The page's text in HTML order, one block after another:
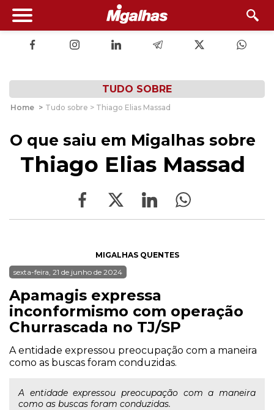
TUDO SOBRE
Home > Tudo sobre > Thiago Elias Massad
O que saiu em Migalhas sobre
Thiago Elias Massad
MIGALHAS QUENTES
sexta-feira, 21 de junho de 2024
Apamagis expressa
inconformismo com operação
Churrascada no TJ/SP
A entidade expressou preocupação com a maneira
como as buscas foram conduzidas.
A entidade expressou preocupação com a maneira
como as buscas foram conduzidas.